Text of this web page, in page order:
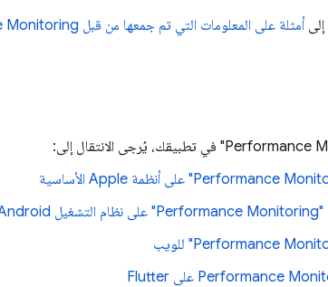
أمثلة على المعلومات التي تم جمعها من قبل Monitoring
Performance" في تطبيقك، يُرجى الانتقال إلى:
Performance" على أنظمة Apple الأساسية
"
Performance Monitoring" على نظام التشغيل Android
Performance" للويب
Performance على Flutter